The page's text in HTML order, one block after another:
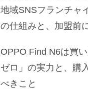
地域SNSフランチャ
の仕組みと、加盟前
OPPO Find N6は買
ゼロ」の実力と、購
べきこと